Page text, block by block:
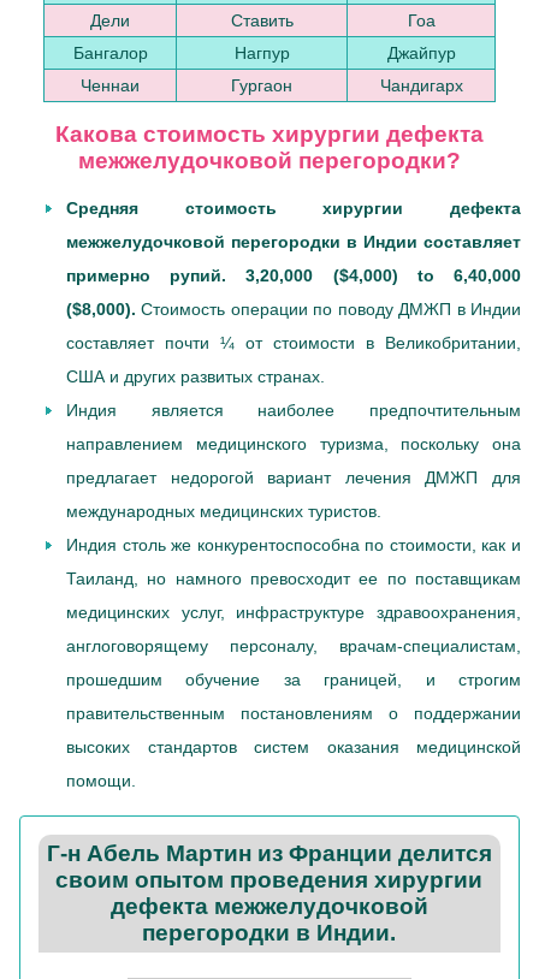
Дели
Ставить
Гоа
Бангалор
Нагпур
Джайпур
Ченнаи
Гургаон Чандигарх
Какова стоимость хирургии дефекта
межжелудочковой перегородки?
Средняя стоимость хирургии дефекта
межжелудочковой перегородки в Индии составляет
примерно рупий. 3,20,000 ($4,000) to 6,40,000
($8,000). Стоимость операции по поводу ДМЖП в Индии
составляет почти ¼ от стоимости в Великобритании,
США и других развитых странах.
Индия является наиболее предпочтительным
направлением медицинского туризма, поскольку она
предлагает недорогой вариант лечения ДМЖП для
международных медицинских туристов.
Индия столь же конкурентоспособна по стоимости, как и
Таиланд, но намного превосходит ее по поставщикам
медицинских услуг, инфраструктуре здравоохранения,
англоговорящему персоналу, врачам-специалистам,
прошедшим обучение за границей, и строгим
правительственным постановлениям о поддержании
высоких стандартов систем оказания медицинской
помощи.
Г-н Абель Мартин из Франции делится
своим опытом проведения хирургии
дефекта межжелудочковой
перегородки в Индии.